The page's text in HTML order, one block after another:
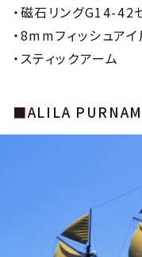
・磁石リングG14-42
・8mmフィッシュア
・スティックアーム
■ALILA PURNAMA